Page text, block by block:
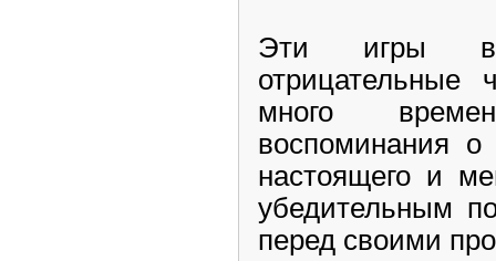
Эти игры
отрицательные
много
воспоминания
настоящего и
убедительным
перед своими